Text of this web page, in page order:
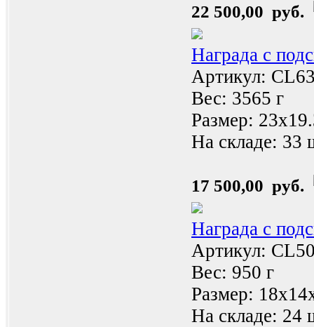
22 500,00 руб.
Награда с
Артикул:
Вес: 3565 г
Размер:
На складе: 33
17 500,00 руб.
Награда с
Артикул:
Вес: 950 г
Размер:
На складе: 24